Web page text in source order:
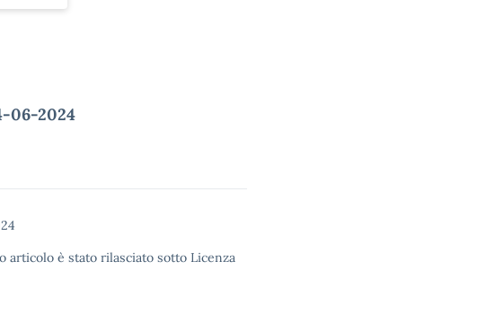
06-2024
articolo è stato rilasciato sotto Licenza